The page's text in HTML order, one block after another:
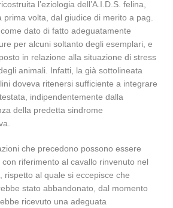
l’eziologia dell’A.I.D.S. felina,
prima volta, dal giudice di merito a pag.
dato di fatto adeguatamente
per alcuni soltanto degli esemplari, e
in relazione alla situazione di stress
animali. Infatti, la già sottolineata
doveva ritenersi sufficiente a integrare
indipendentemente dalla
della predetta sindrome
che precedono possono essere
riferimento al cavallo rinvenuto nel
rispetto al quale si eccepisce che
stato abbandonato, dal momento
ricevuto una adeguata